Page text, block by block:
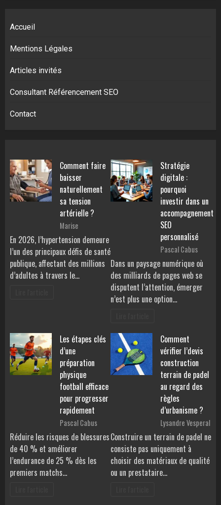
Accueil
Mentions Légales
Articles invités
Consultant Référencement SEO
Contact
Comment faire
baisser
naturellement
sa tension
artérielle ?
Marise
En 2026, l’hypertension demeure
l’un des principaux défis de santé
publique, affectant des millions
d’adultes à travers le…
Stratégie
digitale :
pourquoi
investir dans un
accompagnement
SEO
personnalisé
Pascal Cabus
Dans un paysage numérique où
des milliards de pages web se
disputent l’attention, émerger
n’est plus une option…
Les étapes clés
d’une
préparation
physique
football efficace
pour progresser
rapidement
Pascal Cabus
Réduire les risques de blessures
de 40 % et améliorer
l’endurance de 25 % dès les
premiers matchs…
Comment
vérifier l’devis
construction
terrain de padel
au regard des
règles
d’urbanisme ?
Lysandre Vesperal
Construire un terrain de padel ne
consiste pas uniquement à
choisir des matériaux de qualité
ou un prestataire…